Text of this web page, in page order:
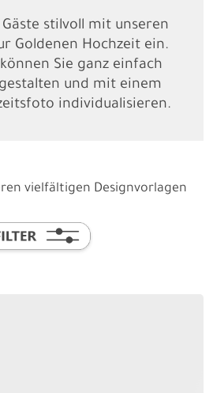
stilvoll mit unseren
Goldenen Hochzeit ein.
Sie ganz einfach
und mit einem
individualisieren.
vielfältigen Designvorlagen